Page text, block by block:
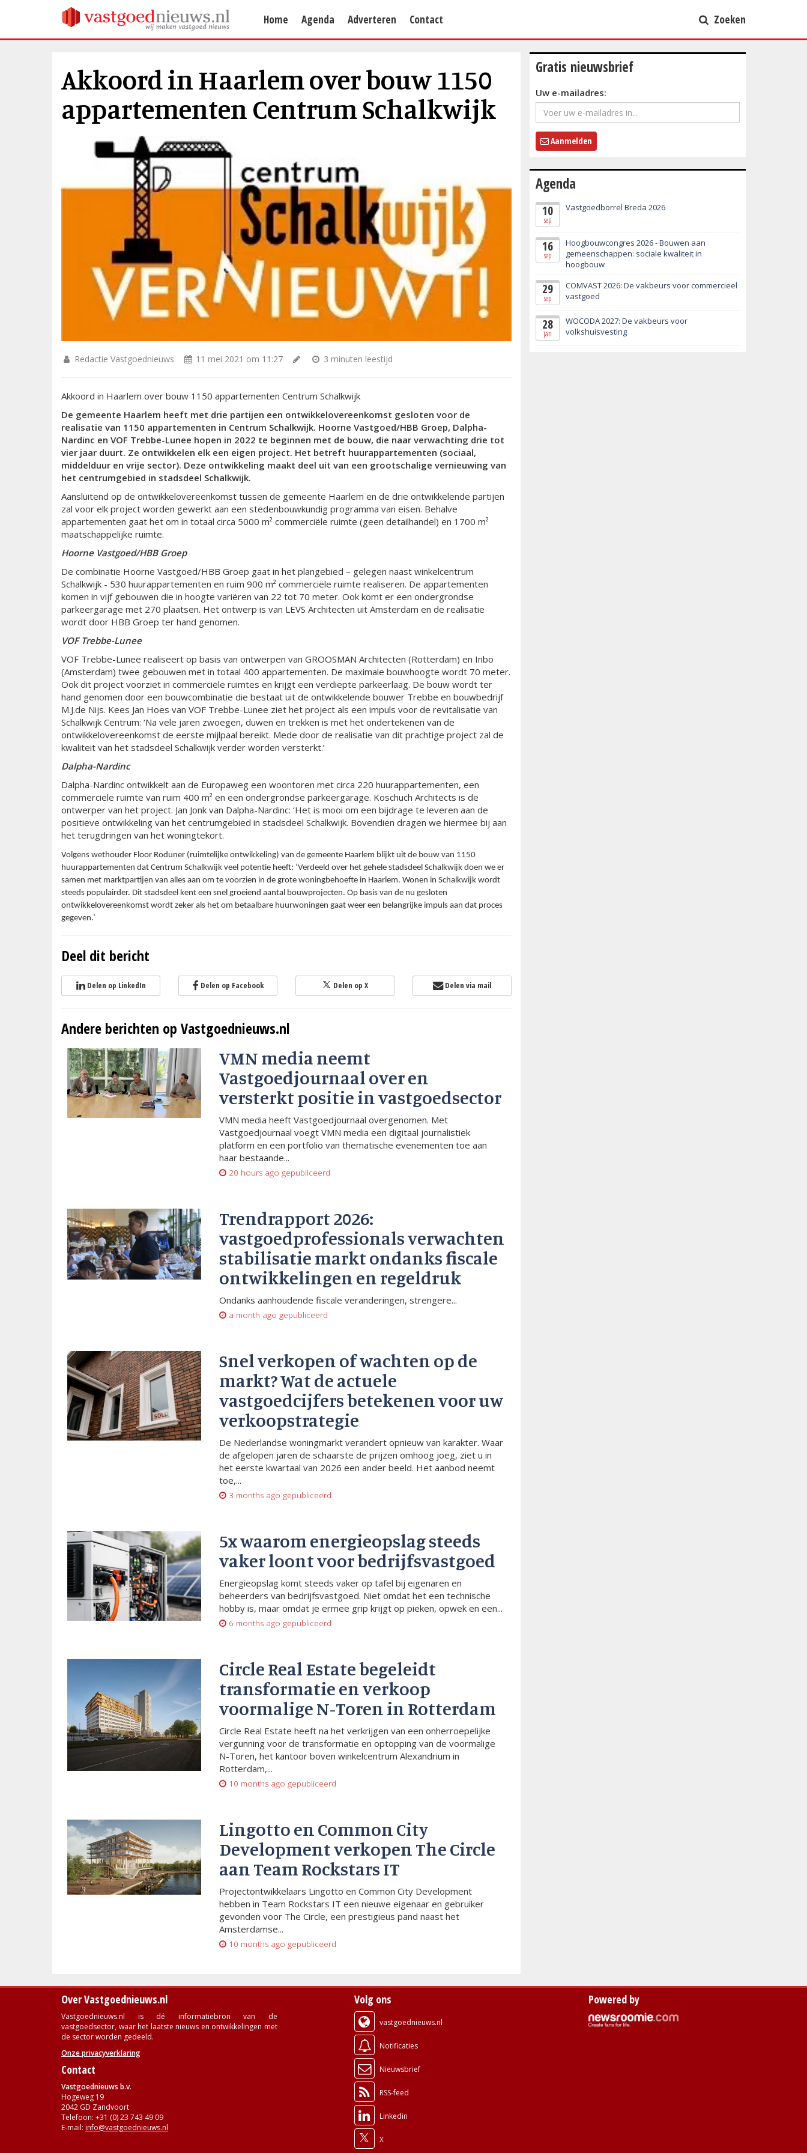
Home Agenda Adverteren Contact Zoeken
Akkoord in Haarlem over bouw 1150
appartementen Centrum Schalkwijk
Redactie Vastgoednieuws 11 mei 2021 om 11:27 3 minuten leestijd
Akkoord in Haarlem over bouw 1150 appartementen Centrum Schalkwijk
De gemeente Haarlem heeft met drie partijen een ontwikkelovereenkomst gesloten voor de
realisatie van 1150 appartementen in Centrum Schalkwijk. Hoorne Vastgoed/HBB Groep, Dalpha-
Nardinc en VOF Trebbe-Lunee hopen in 2022 te beginnen met de bouw, die naar verwachting drie tot
vier jaar duurt. Ze ontwikkelen elk een eigen project. Het betreft huurappartementen (sociaal,
middelduur en vrije sector). Deze ontwikkeling maakt deel uit van een grootschalige vernieuwing van
het centrumgebied in stadsdeel Schalkwijk.
Aansluitend op de ontwikkelovereenkomst tussen de gemeente Haarlem en de drie ontwikkelende partijen
zal voor elk project worden gewerkt aan een stedenbouwkundig programma van eisen. Behalve
appartementen gaat het om in totaal circa 5000 m² commerciële ruimte (geen detailhandel) en 1700 m²
maatschappelijke ruimte.
Hoorne Vastgoed/HBB Groep
De combinatie Hoorne Vastgoed/HBB Groep gaat in het plangebied – gelegen naast winkelcentrum
Schalkwijk - 530 huurappartementen en ruim 900 m² commerciële ruimte realiseren. De appartementen
komen in vijf gebouwen die in hoogte variëren van 22 tot 70 meter. Ook komt er een ondergrondse
parkeergarage met 270 plaatsen. Het ontwerp is van LEVS Architecten uit Amsterdam en de realisatie
wordt door HBB Groep ter hand genomen.
VOF Trebbe-Lunee
VOF Trebbe-Lunee realiseert op basis van ontwerpen van GROOSMAN Architecten (Rotterdam) en Inbo
(Amsterdam) twee gebouwen met in totaal 400 appartementen. De maximale bouwhoogte wordt 70 meter.
Ook dit project voorziet in commerciële ruimtes en krijgt een verdiepte parkeerlaag. De bouw wordt ter
hand genomen door een bouwcombinatie die bestaat uit de ontwikkelende bouwer Trebbe en bouwbedrijf
M.J.de Nijs. Kees Jan Hoes van VOF Trebbe-Lunee ziet het project als een impuls voor de revitalisatie van
Schalkwijk Centrum: ‘Na vele jaren zwoegen, duwen en trekken is met het ondertekenen van de
ontwikkelovereenkomst de eerste mijlpaal bereikt. Mede door de realisatie van dit prachtige project zal de
kwaliteit van het stadsdeel Schalkwijk verder worden versterkt.’
Dalpha-Nardinc
Dalpha-Nardinc ontwikkelt aan de Europaweg een woontoren met circa 220 huurappartementen, een
commerciële ruimte van ruim 400 m² en een ondergrondse parkeergarage. Koschuch Architects is de
ontwerper van het project. Jan Jonk van Dalpha-Nardinc: ‘Het is mooi om een bijdrage te leveren aan de
positieve ontwikkeling van het centrumgebied in stadsdeel Schalkwijk. Bovendien dragen we hiermee bij aan
het terugdringen van het woningtekort.
Volgens wethouder Floor Roduner (ruimtelijke ontwikkeling) van de gemeente Haarlem blijkt uit de bouw van 1150
huurappartementen dat Centrum Schalkwijk veel potentie heeft: ‘Verdeeld over het gehele stadsdeel Schalkwijk doen we er
samen met marktpartijen van alles aan om te voorzien in de grote woningbehoefte in Haarlem. Wonen in Schalkwijk wordt
steeds populairder. Dit stadsdeel kent een snel groeiend aantal bouwprojecten. Op basis van de nu gesloten
ontwikkelovereenkomst wordt zeker als het om betaalbare huurwoningen gaat weer een belangrijke impuls aan dat proces
gegeven.’
Deel dit bericht
Delen op LinkedIn Delen op Facebook Delen op X Delen via mail
Andere berichten op Vastgoednieuws.nl
VMN media neemt
Vastgoedjournaal over en
versterkt positie in vastgoedsector
VMN media heeft Vastgoedjournaal overgenomen. Met
Vastgoedjournaal voegt VMN media een digitaal journalistiek
platform en een portfolio van thematische evenementen toe aan
haar bestaande...
20 hours ago gepubliceerd
Trendrapport 2026:
vastgoedprofessionals verwachten
stabilisatie markt ondanks fiscale
ontwikkelingen en regeldruk
Ondanks aanhoudende fiscale veranderingen, strengere...
a month ago gepubliceerd
Snel verkopen of wachten op de
markt? Wat de actuele
vastgoedcijfers betekenen voor uw
verkoopstrategie
De Nederlandse woningmarkt verandert opnieuw van karakter. Waar
de afgelopen jaren de schaarste de prijzen omhoog joeg, ziet u in
het eerste kwartaal van 2026 een ander beeld. Het aanbod neemt
toe,...
3 months ago gepubliceerd
5x waarom energieopslag steeds
vaker loont voor bedrijfsvastgoed
Energieopslag komt steeds vaker op tafel bij eigenaren en
beheerders van bedrijfsvastgoed. Niet omdat het een technische
hobby is, maar omdat je ermee grip krijgt op pieken, opwek en een...
6 months ago gepubliceerd
Circle Real Estate begeleidt
transformatie en verkoop
voormalige N-Toren in Rotterdam
Circle Real Estate heeft na het verkrijgen van een onherroepelijke
vergunning voor de transformatie en optopping van de voormalige
N-Toren, het kantoor boven winkelcentrum Alexandrium in
Rotterdam,...
10 months ago gepubliceerd
Lingotto en Common City
Development verkopen The Circle
aan Team Rockstars IT
Projectontwikkelaars Lingotto en Common City Development
hebben in Team Rockstars IT een nieuwe eigenaar en gebruiker
gevonden voor The Circle, een prestigieus pand naast het
Amsterdamse...
10 months ago gepubliceerd
Gratis nieuwsbrief
Uw e-mailadres:
Aanmelden
Agenda
10
sep
Vastgoedborrel Breda 2026
16
sep
Hoogbouwcongres 2026 - Bouwen aan
gemeenschappen: sociale kwaliteit in
hoogbouw
29
sep
COMVAST 2026: De vakbeurs voor commercieel
vastgoed
28
jan
WOCODA 2027: De vakbeurs voor
volkshuisvesting
Over Vastgoednieuws.nl
Vastgoednieuws.nl is dé informatiebron van de
vastgoedsector, waar het laatste nieuws en ontwikkelingen met
de sector worden gedeeld.
Onze privacyverklaring
Contact
Vastgoednieuws b.v.
Hogeweg 19
2042 GD Zandvoort
Telefoon: +31 (0) 23 743 49 09
E-mail: info@vastgoednieuws.nl
Volg ons
vastgoednieuws.nl
Notificaties
Nieuwsbrief
RSS-feed
Linkedin
X
Powered by